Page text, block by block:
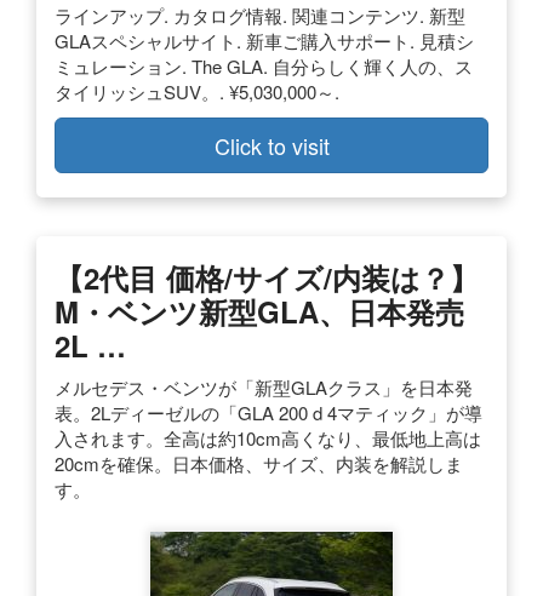
ラインアップ. カタログ情報. 関連コンテンツ. 新型
GLAスペシャルサイト. 新車ご購入サポート. 見積シ
ミュレーション. The GLA. 自分らしく輝く人の、ス
タイリッシュSUV。. ¥5,030,000～.
Click to visit
【2代目 価格/サイズ/内装は？】
M・ベンツ新型GLA、日本発売
2L …
メルセデス・ベンツが「新型GLAクラス」を日本発
表。2Lディーゼルの「GLA 200 d 4マティック」が導
入されます。全高は約10cm高くなり、最低地上高は
20cmを確保。日本価格、サイズ、内装を解説しま
す。